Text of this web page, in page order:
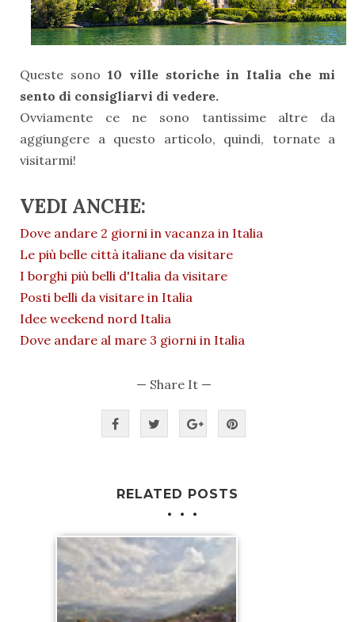
Queste sono 10 ville storiche in Italia che mi
sento di consigliarvi di vedere.
Ovviamente ce ne sono tantissime altre da
aggiungere a questo articolo, quindi, tornate a
visitarmi!
VEDI ANCHE:
Dove andare 2 giorni in vacanza in Italia
Le più belle città italiane da visitare
I borghi più belli d'Italia da visitare
Posti belli da visitare in Italia
Idee weekend nord Italia
Dove andare al mare 3 giorni in Italia
— Share It —
RELATED POSTS